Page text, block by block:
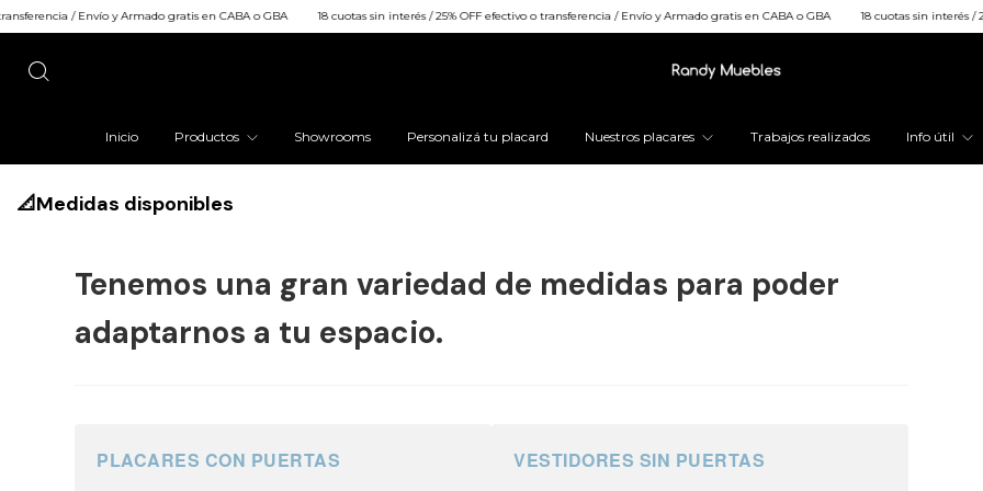
/ Envío y Armado gratis en CABA o GBA 18 cuotas sin interés / 25% OFF efectivo o transferencia / Envío y Armado gratis en CABA o GBA 18 cuotas sin interés / 25% OFF
Inicio Productos Showrooms Personalizá tu placard Nuestros placares Trabajos realizados Info útil
📐Medidas disponibles
Tenemos una gran variedad de medidas para poder
adaptarnos a tu espacio.
PLACARES CON PUERTAS VESTIDORES SIN PUERTAS